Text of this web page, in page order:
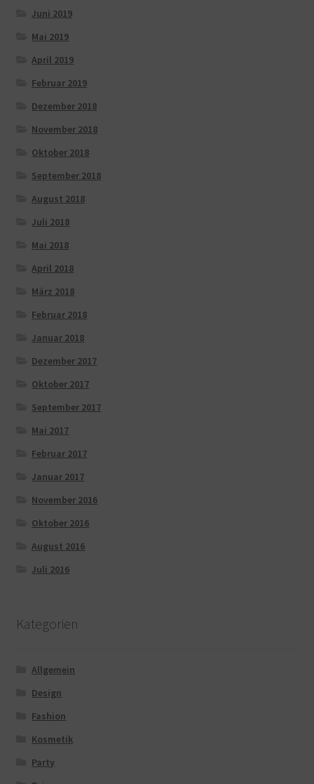
Juni 2019
Mai 2019
April 2019
Februar 2019
Dezember 2018
November 2018
Oktober 2018
September 2018
August 2018
Juli 2018
Mai 2018
April 2018
März 2018
Februar 2018
Januar 2018
Dezember 2017
Oktober 2017
September 2017
Mai 2017
Februar 2017
Januar 2017
November 2016
Oktober 2016
August 2016
Juli 2016
Kategorien
Allgemein
Design
Fashion
Kosmetik
Party